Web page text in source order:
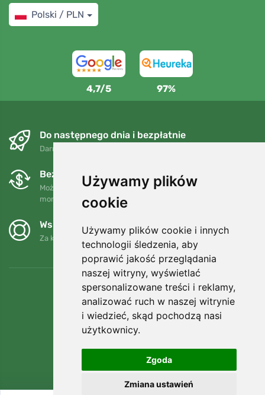
Używamy plików
cookie
Używamy plików cookie i innych
technologii śledzenia, aby
poprawić jakość przeglądania
naszej witryny, wyświetlać
spersonalizowane treści i reklamy,
analizować ruch w naszej witrynie
i wiedzieć, skąd pochodzą nasi
użytkownicy.
Zgoda
Zmiana ustawień
Polski / PLN
4,7/5 97%
Do następnego dnia i bezpłatnie
Darmowa wysyłka dla zamówień powyżej 250 PLN
Bezpłatne wymiany i zwroty
Możesz zwrócić lub wymienić swoje zamówienie w dowolnym
momencie w ciągu 90 dni.
Wspieramy Trees.org
Za każde zamówienie sadzimy drzewo! Czytaj więcej